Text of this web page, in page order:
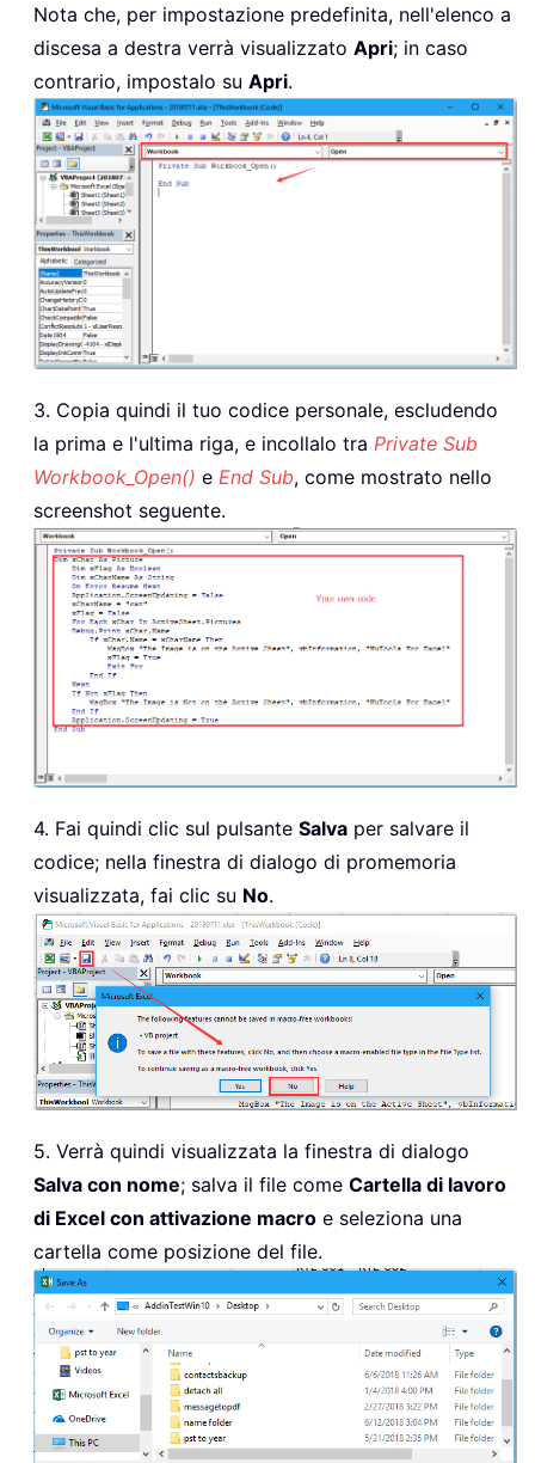
Nota che, per impostazione predefinita, nell'elenco a
discesa a destra verrà visualizzato Apri; in caso
contrario, impostalo su Apri.
3. Copia quindi il tuo codice personale, escludendo
la prima e l'ultima riga, e incollalo tra Private Sub
Workbook_Open() e End Sub, come mostrato nello
screenshot seguente.
4. Fai quindi clic sul pulsante Salva per salvare il
codice; nella finestra di dialogo di promemoria
visualizzata, fai clic su No.
5. Verrà quindi visualizzata la finestra di dialogo
Salva con nome; salva il file come Cartella di lavoro
di Excel con attivazione macro e seleziona una
cartella come posizione del file.